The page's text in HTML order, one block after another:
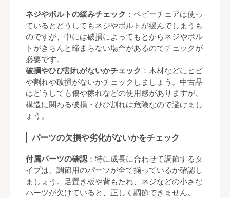
ネジやボルトの緩みチェック ：ベビーチェアは使っ
ているとどうしてもネジやボルトが緩んでしまうも
のですが、中には破損によってもとからネジやボル
トがきちんと締まらない場合があるのでチェックが
必要です。
破損やひび割れがないかチェック ：木材などにヒビ
や割れや破損がないかチェックしましょう。中古品
はどうしても傷や擦れなどの使用感がありますが、
構造に関わる破損・ひび割れは危険なので避けまし
ょう。
パーツの欠損や劣化がないかをチェック
付属パーツの確認 ：特に成長に合わせて調節するタ
イプは、調節用のパーツが全て揃っているか確認し
ましょう。足置き板や背もたれ、ネジなどの小さな
パーツが欠けていると、正しく調節できません。